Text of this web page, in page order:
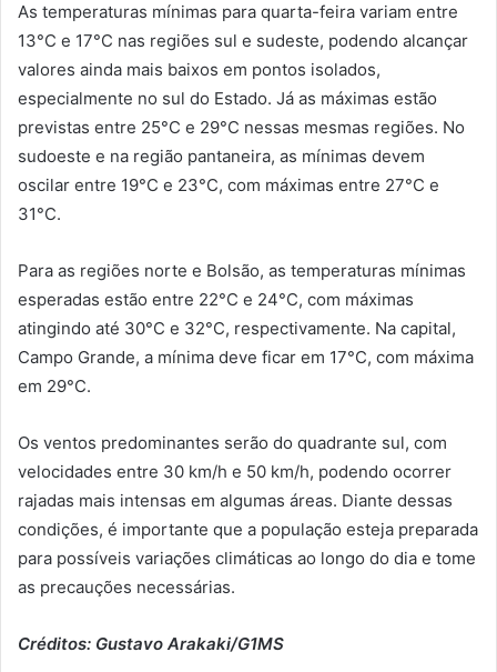
As temperaturas mínimas para quarta-feira variam entre
13°C e 17°C nas regiões sul e sudeste, podendo alcançar
valores ainda mais baixos em pontos isolados,
especialmente no sul do Estado. Já as máximas estão
previstas entre 25°C e 29°C nessas mesmas regiões. No
sudoeste e na região pantaneira, as mínimas devem
oscilar entre 19°C e 23°C, com máximas entre 27°C e
31°C.
Para as regiões norte e Bolsão, as temperaturas mínimas
esperadas estão entre 22°C e 24°C, com máximas
atingindo até 30°C e 32°C, respectivamente. Na capital,
Campo Grande, a mínima deve ficar em 17°C, com máxima
em 29°C.
Os ventos predominantes serão do quadrante sul, com
velocidades entre 30 km/h e 50 km/h, podendo ocorrer
rajadas mais intensas em algumas áreas. Diante dessas
condições, é importante que a população esteja preparada
para possíveis variações climáticas ao longo do dia e tome
as precauções necessárias.
Créditos: Gustavo Arakaki/G1MS